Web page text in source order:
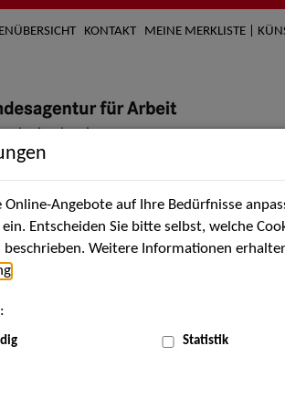
KONTAKT MEINE MERKLISTE |
Künstler*innen Über uns
Angebote auf Ihre Bedürfnisse
Entscheiden Sie bitte selbst, welche
Weitere Informationen
Statistik